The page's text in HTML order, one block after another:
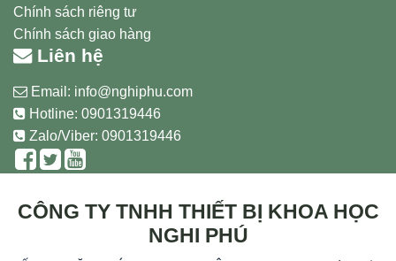
Chính sách riêng tư
Chính sách giao hàng
Liên hệ
Email: info@nghiphu.com
Hotline: 0901319446
Zalo/Viber: 0901319446
CÔNG TY TNHH THIẾT BỊ KHOA HỌC
NGHI PHÚ